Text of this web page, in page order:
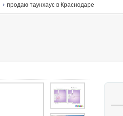
продаю таунхаус в Краснодаре